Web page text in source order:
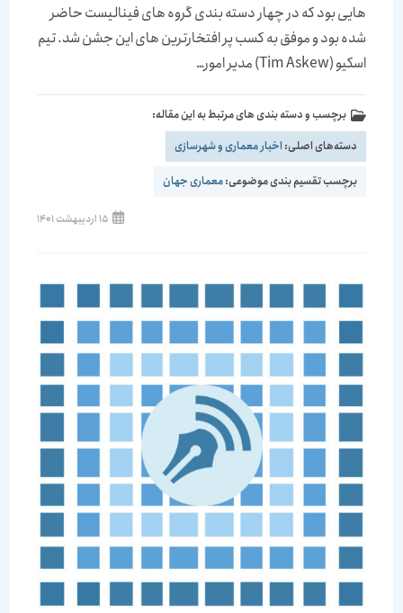
هایی بود که در چهار دسته بندی گروه های فینالیست حاضر
شده بود و موفق به کسب پر افتخارترین های این جشن شد. تیم
اسکیو (Tim Askew) مدیر امور…
برچسب و دسته بندی های مرتبط به این مقاله:
دسته‌های اصلی:اخبار معماری و شهرسازی
برچسب تقسیم بندی موضوعی:معماری جهان
15 اردیبهشت 1401